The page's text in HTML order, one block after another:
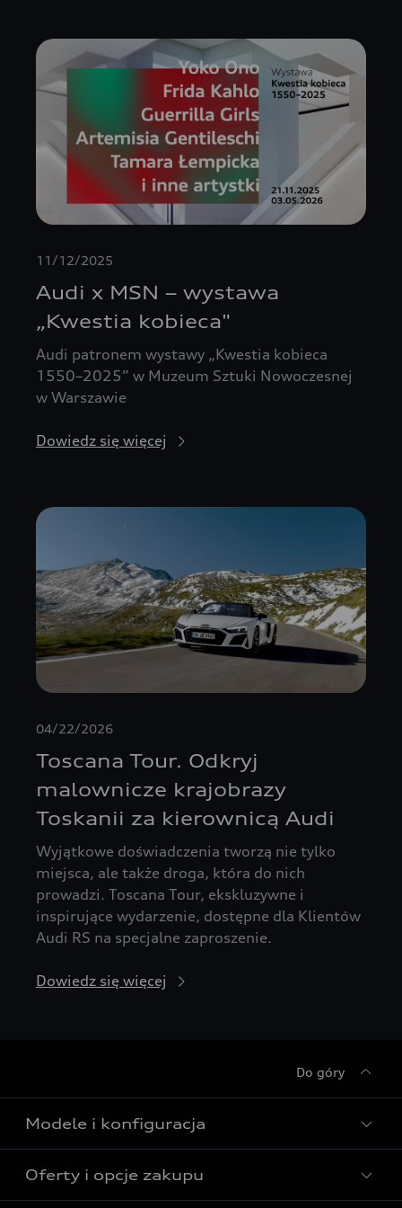
11/12/2025
Audi x MSN – wystawa
„Kwestia kobieca"
Audi patronem wystawy „Kwestia kobieca
1550–2025” w Muzeum Sztuki Nowoczesnej
w Warszawie
Dowiedz się więcej
04/22/2026
Toscana Tour. Odkryj
malownicze krajobrazy
Toskanii za kierownicą Audi
Wyjątkowe doświadczenia tworzą nie tylko
miejsca, ale także droga, która do nich
prowadzi. Toscana Tour, ekskluzywne i
inspirujące wydarzenie, dostępne dla Klientów
Audi RS na specjalne zaproszenie.
Dowiedz się więcej
Do góry
Modele i konfiguracja
Wszystkie modele Audi
Oferty i opcje zakupu